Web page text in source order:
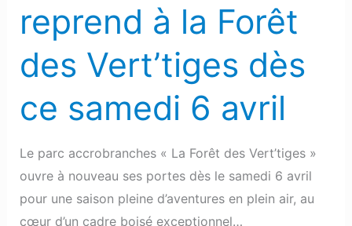
reprend à la Forêt
des Vert’tiges dès
ce samedi 6 avril
Le parc accrobranches « La Forêt des Vert’tiges »
ouvre à nouveau ses portes dès le samedi 6 avril
pour une saison pleine d’aventures en plein air, au
cœur d’un cadre boisé exceptionnel…
ce
samedi
6